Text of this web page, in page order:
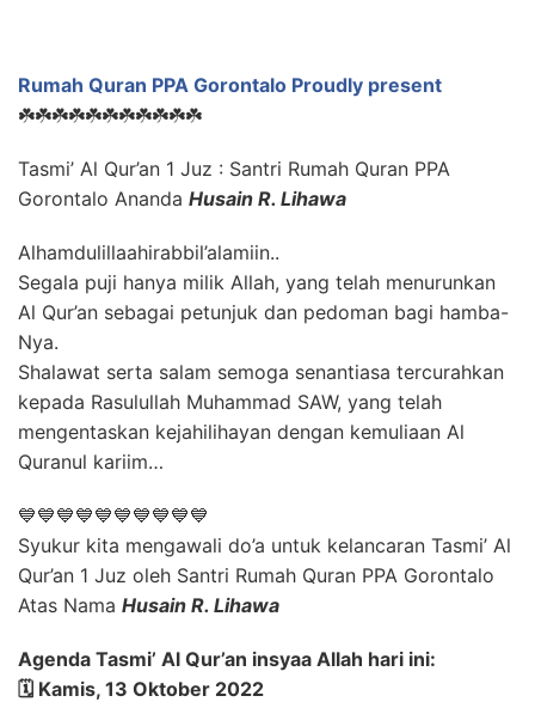
Rumah Quran PPA Gorontalo Proudly present
☘️☘️☘️☘️☘️☘️☘️☘️☘️☘️☘️
Tasmi’ Al Qur’an 1 Juz : Santri Rumah Quran PPA
Gorontalo Ananda Husain R. Lihawa
Alhamdulillaahirabbil’alamiin..
Segala puji hanya milik Allah, yang telah menurunkan
Al Qur’an sebagai petunjuk dan pedoman bagi hamba-
Nya.
Shalawat serta salam semoga senantiasa tercurahkan
kepada Rasulullah Muhammad SAW, yang telah
mengentaskan kejahilihayan dengan kemuliaan Al
Quranul kariim…
💙💙💙💙💙💙💙💙💙💙
Syukur kita mengawali do’a untuk kelancaran Tasmi’ Al
Qur’an 1 Juz oleh Santri Rumah Quran PPA Gorontalo
Atas Nama Husain R. Lihawa
Agenda Tasmi’ Al Qur’an insyaa Allah hari ini:
🗓️ Kamis, 13 Oktober 2022